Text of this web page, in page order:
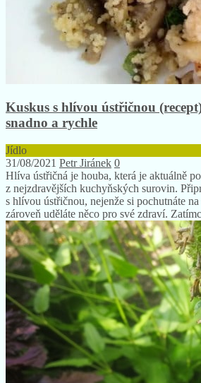
Kuskus s hlívou ústřičnou
snadno a rychle
Jídlo
31/08/2021 Petr Jiránek 0
Hlíva ústřičná je houba, která je aktuálně
z nejzdravějších kuchyňských surovin.
s hlívou ústřičnou, nejenže si pochutnáte na
zároveň uděláte něco pro své zdraví.